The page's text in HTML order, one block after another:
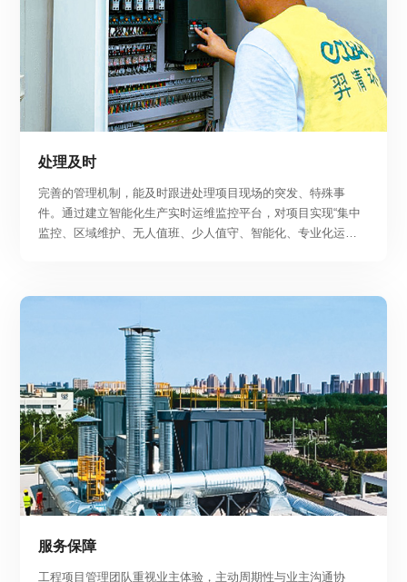
处理及时
完善的管理机制，能及时跟进处理项目现场的突发、特殊事
件。通过建立智能化生产实时运维监控平台，对项目实现“集中
监控、区域维护、无人值班、少人值守、智能化、专业化运
服务保障
工程项目管理团队重视业主体验，主动周期性与业主沟通协